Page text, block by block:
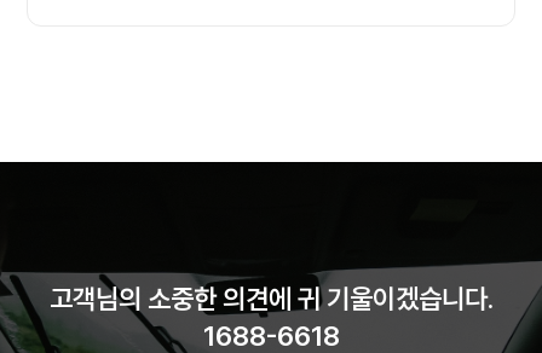
고객님의 소중한 의견에 귀 기울이겠습니다.
1688-6618